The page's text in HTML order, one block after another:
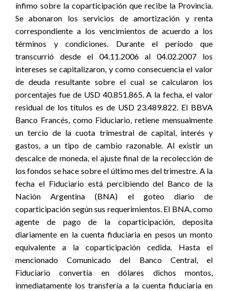
ínfimo sobre la coparticipación que recibe la Provincia.
Se abonaron los servicios de amortización y renta
correspondiente a los vencimientos de acuerdo a los
términos y condiciones. Durante el período que
transcurrió desde el 04.11.2006 al 04.02.2007 los
intereses se capitalizaron, y como consecuencia el valor
de deuda resultante sobre el cual se calcularon los
porcentajes fue de USD 40.851.865. A la fecha, el valor
residual de los títulos es de USD 23.489.822. El BBVA
Banco Francés, como Fiduciario, retiene mensualmente
un tercio de la cuota trimestral de capital, interés y
gastos, a un tipo de cambio razonable. Al existir un
descalce de moneda, el ajuste final de la recolección de
los fondos se hace sobre el último mes del trimestre. A la
fecha el Fiduciario está percibiendo del Banco de la
Nación Argentina (BNA) el goteo diario de
coparticipación según sus requerimientos. El BNA, como
agente de pago de la coparticipación, deposita
diariamente en la cuenta fiduciaria en pesos un monto
equivalente a la coparticipación cedida. Hasta el
mencionado Comunicado del Banco Central, el
Fiduciario convertía en dólares dichos montos,
inmediatamente los transfería a la cuenta fiduciaria en